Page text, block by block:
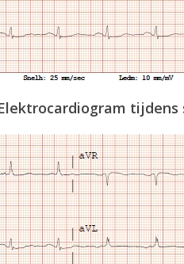
tijdens